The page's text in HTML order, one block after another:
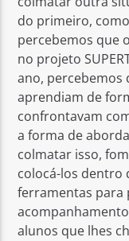
do primeiro,
percebemos que
no projeto
ano, percebemos
aprendiam de
confrontavam
a forma de
colmatar isso,
colocá-los dentro
ferramentas para
alunos que lhes